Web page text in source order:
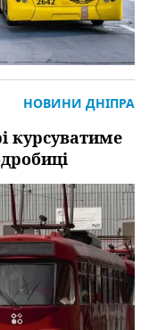
курсуватиме
НОВИНИ ДНІПРА